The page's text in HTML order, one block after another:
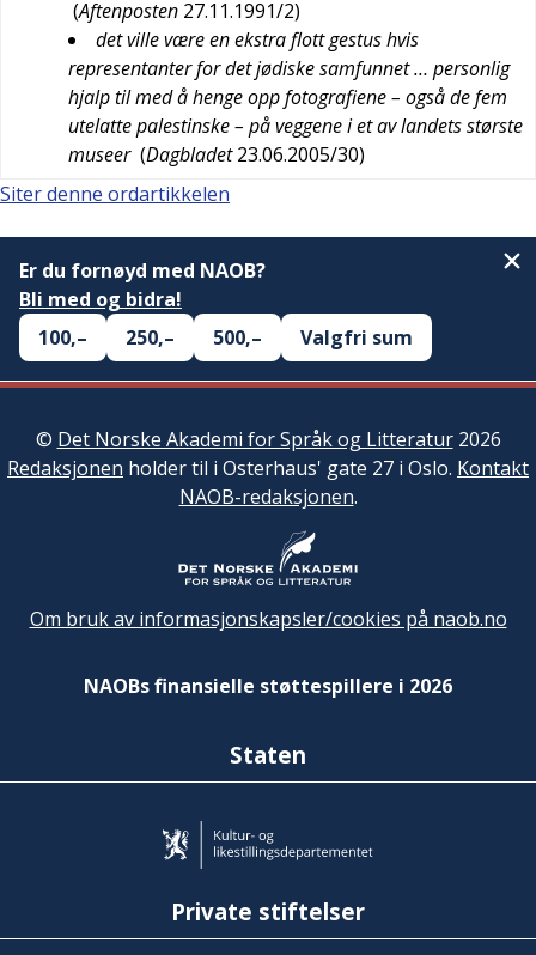
(Aftenposten 27.11.1991/2)
det ville være en ekstra flott gestus hvis
representanter for det jødiske samfunnet … personlig
hjalp til med å henge opp fotografiene – også de fem
utelatte palestinske – på veggene i et av landets største
museer (Dagbladet 23.06.2005/30)
Siter denne ordartikkelen
Er du fornøyd med NAOB?
Bli med og bidra!
100,–
250,– 500,– Valgfri sum
© Det Norske Akademi for Språk og Litteratur2026
Redaksjonen holder til i Osterhaus' gate 27 i Oslo. Kontakt
NAOB-redaksjonen.
Om bruk av informasjonskapsler/cookies på naob.no
NAOBs finansielle støttespillere i 2026
Staten
Private stiftelser